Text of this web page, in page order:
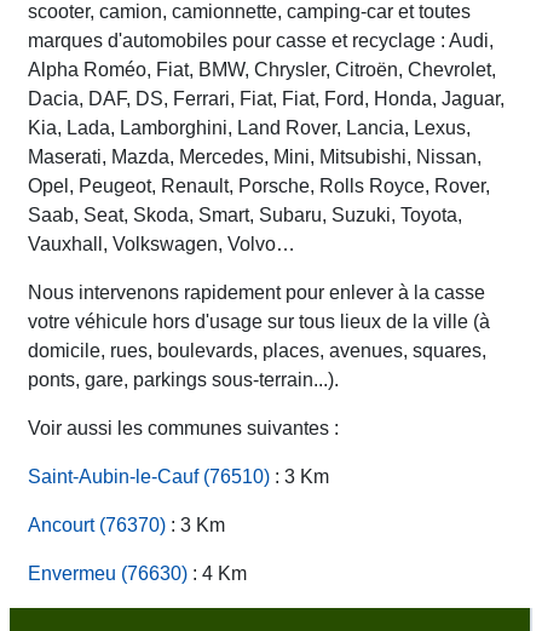
scooter, camion, camionnette, camping-car et toutes
marques d'automobiles pour casse et recyclage : Audi,
Alpha Roméo, Fiat, BMW, Chrysler, Citroën, Chevrolet,
Dacia, DAF, DS, Ferrari, Fiat, Fiat, Ford, Honda, Jaguar,
Kia, Lada, Lamborghini, Land Rover, Lancia, Lexus,
Maserati, Mazda, Mercedes, Mini, Mitsubishi, Nissan,
Opel, Peugeot, Renault, Porsche, Rolls Royce, Rover,
Saab, Seat, Skoda, Smart, Subaru, Suzuki, Toyota,
Vauxhall, Volkswagen, Volvo…
Nous intervenons rapidement pour enlever à la casse
votre véhicule hors d'usage sur tous lieux de la ville (à
domicile, rues, boulevards, places, avenues, squares,
ponts, gare, parkings sous-terrain...).
Voir aussi les communes suivantes :
Saint-Aubin-le-Cauf (76510) : 3 Km
Ancourt (76370) : 3 Km
Envermeu (76630) : 4 Km